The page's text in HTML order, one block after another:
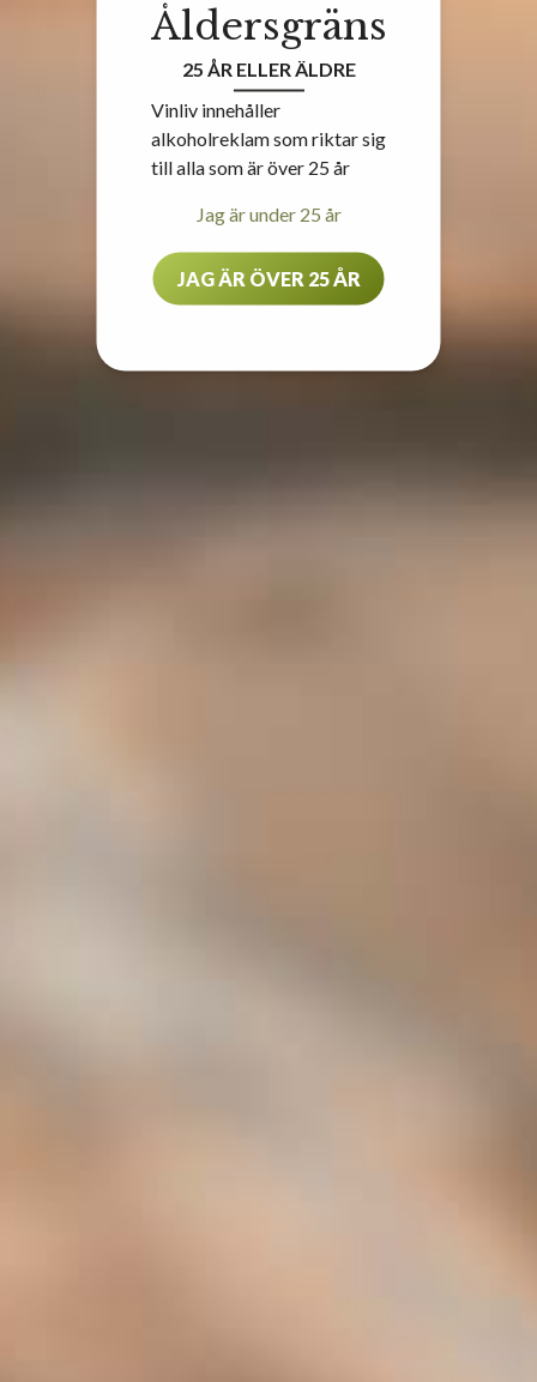
Åldersgräns
25 ÅR ELLER ÄLDRE
Vinliv innehåller
alkoholreklam som riktar sig
till alla som är över 25 år
Jag är under 25 år
JAG ÄR ÖVER 25 ÅR